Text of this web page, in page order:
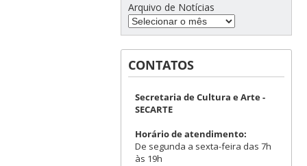
Arquivo de Notícias
CONTATOS
Secretaria de Cultura e Arte -
SECARTE
Horário de atendimento:
De segunda a sexta-feira das 7h
às 19h